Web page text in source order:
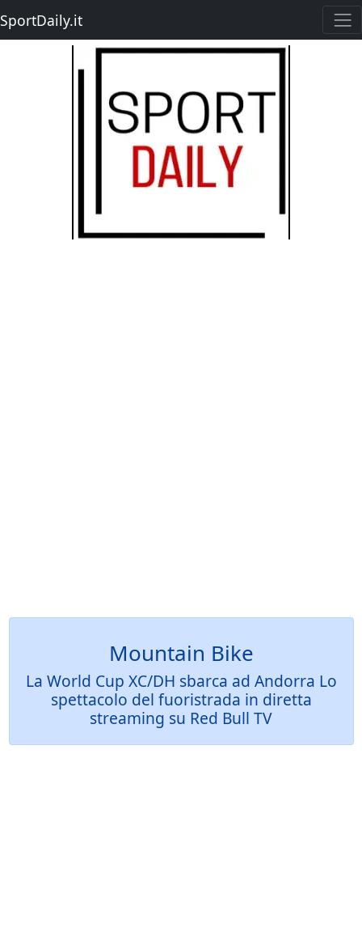
SportDaily.it
Mountain Bike
La World Cup XC/DH sbarca ad Andorra Lo
spettacolo del fuoristrada in diretta
streaming su Red Bull TV